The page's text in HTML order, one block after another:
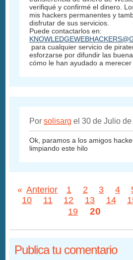
verifiqué y confirmé el dinero.
mis hackers permanentes y
disfrutar de sus servicios.
Puede contactarlos en:
para cualquier servicio de
esforzarse por difundir las
cómo le han ayudado a merecer
Porsolisarg el 30 de Julio de
Ok, paramos a los amigos
limpiando este hilo
« Anterior 1 2 3 4
10
11 12 13 14
19
20
Publica tu comentario